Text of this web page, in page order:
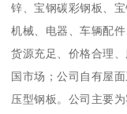
锌、宝钢碳彩钢板、
机械、电器、车辆配
货源充足、价格合理
国市场；公司自有屋
压型钢板。公司主要